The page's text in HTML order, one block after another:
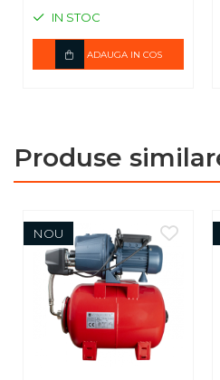
IN STOC
ADAUGA IN COS
Produse
NOU